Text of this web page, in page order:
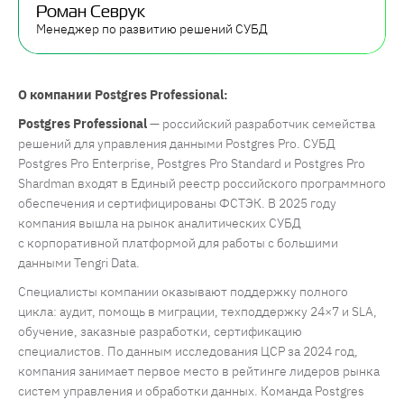
Роман Севрук
Менеджер по развитию решений СУБД
О компании Postgres Professional:
Postgres Professional— российский разработчик семейства
решений для управления данными Postgres Pro. СУБД
Postgres Pro Enterprise, Postgres Pro Standard и Postgres Pro
Shardman входят в Единый реестр российского программного
обеспечения и сертифицированы ФСТЭК. В 2025 году
компания вышла на рынок аналитических СУБД
с корпоративной платформой для работы с большими
данными Tengri Data.
Специалисты компании оказывают поддержку полного
цикла: аудит, помощь в миграции, техподдержку 24×7 и SLA,
обучение, заказные разработки, сертификацию
специалистов. По данным исследования ЦСР за 2024 год,
компания занимает первое место в рейтинге лидеров рынка
систем управления и обработки данных. Команда Postgres